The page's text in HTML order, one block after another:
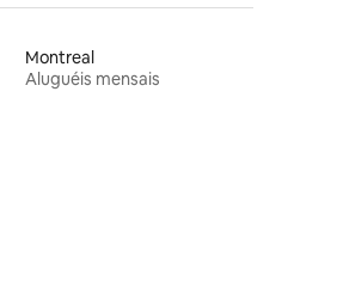
Montreal
Aluguéis mensais